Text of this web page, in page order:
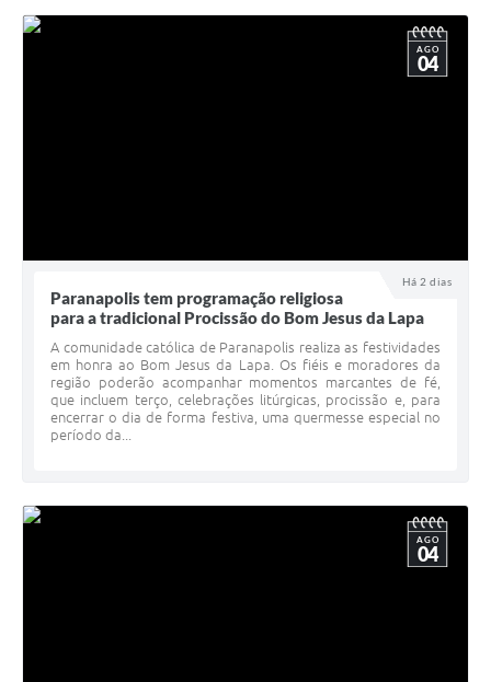
Há 2 dias
AGO
04
Paranapolis tem programação religiosa
para a tradicional Procissão do Bom Jesus da Lapa
A comunidade católica de Paranapolis realiza as festividades
em honra ao Bom Jesus da Lapa. Os fiéis e moradores da
região poderão acompanhar momentos marcantes de fé,
que incluem terço, celebrações litúrgicas, procissão e, para
encerrar o dia de forma festiva, uma quermesse especial no
período da...
AGO
04